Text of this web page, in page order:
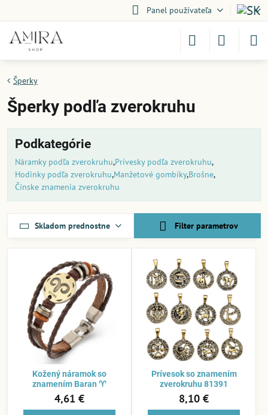
Panel používateľa
Šperky
Šperky podľa zverokruhu
Podkategórie
Náramky podľa zverokruhu Prívesky podľa zverokruhu
Hodinky podľa zverokruhu Manžetové gombíky Brošne
Čínske znamenia zverokruhu
Skladom prednostne Filter parametrov
Kožený náramok so
znamením Baran ♈
4,61 €
Prívesok so znamením
zverokruhu 81391
8,10 €